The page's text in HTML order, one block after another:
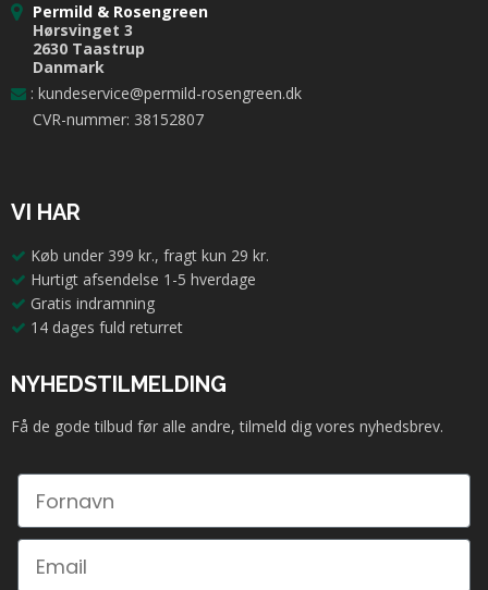
Permild & Rosengreen
Hørsvinget 3
2630 Taastrup
Danmark
: kundeservice@permild-rosengreen.dk
CVR-nummer: 38152807
VI HAR
Køb under 399 kr., fragt kun 29 kr.
Hurtigt afsendelse 1-5 hverdage
Gratis indramning
14 dages fuld returret
NYHEDSTILMELDING
Få de gode tilbud før alle andre, tilmeld dig vores nyhedsbrev.